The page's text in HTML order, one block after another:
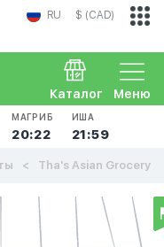
RU $ (CAD)
Меню
Каталог
МАГРИБ
20:22
ИША
21:59
Tha's Asian Grocery